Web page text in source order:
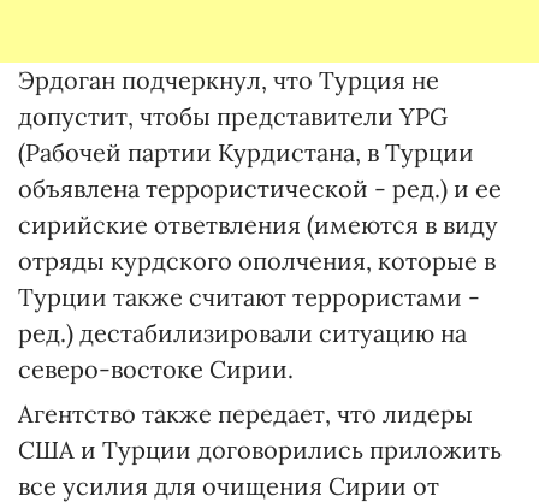
Эрдоган подчеркнул, что Турция не
допустит, чтобы представители YPG
(Рабочей партии Курдистана, в Турции
объявлена террористической - ред.) и ее
сирийские ответвления (имеются в виду
отряды курдского ополчения, которые в
Турции также считают террористами -
ред.) дестабилизировали ситуацию на
северо-востоке Сирии.
Агентство также передает, что лидеры
США и Турции договорились приложить
все усилия для очищения Сирии от